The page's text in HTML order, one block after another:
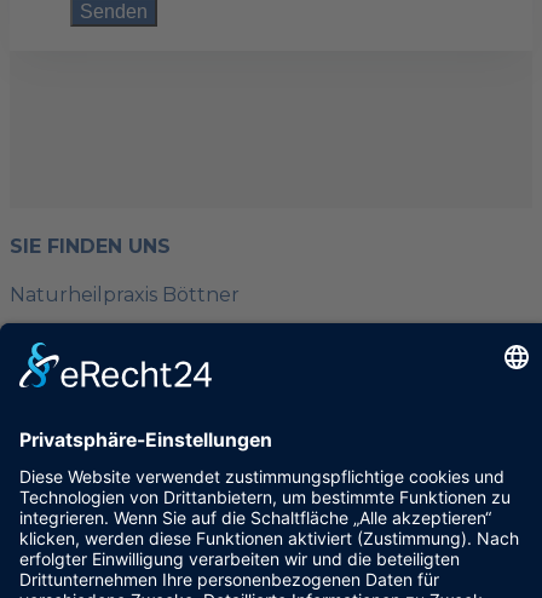
Senden
SIE FINDEN UNS
Naturheilpraxis Böttner
Heinz-Peter Böttner
Saseler Chaussee 148
22393 Hamburg
KONTAKT
040 / 601 72 71
info@heilpraktiker-boettner.de
www.heilpraktiker-boettner.de